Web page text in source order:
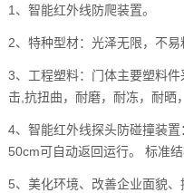
1、智能红外线防爬装置。
2、特种型材：光泽无限，不易
3、工程塑料：门体主要塑料
击,抗扭曲，耐磨，耐冻，耐晒
4、智能红外线探头防碰撞装
50cm可自动返回运行。 标准
5、美化环境、改善企业面貌、